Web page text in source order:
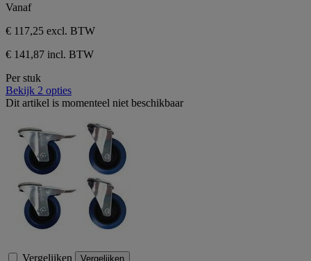
Vanaf
€ 117,25 excl. BTW
€ 141,87 incl. BTW
Per stuk
Bekijk 2 opties
Dit artikel is momenteel niet beschikbaar
Vergelijken Vergelijken